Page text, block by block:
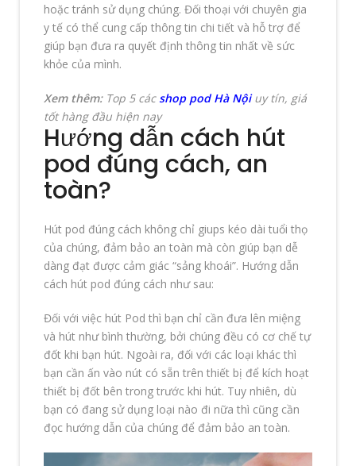
hoặc tránh sử dụng chúng. Đối thoại với chuyên gia
y tế có thể cung cấp thông tin chi tiết và hỗ trợ để
giúp bạn đưa ra quyết định thông tin nhất về sức
khỏe của mình.
Xem thêm:Top 5 cácshop pod Hà Nộiuy tín, giá
tốt hàng đầu hiện nay
Hướng dẫn cách hút
pod đúng cách, an
toàn?
Hút pod đúng cách không chỉ giups kéo dài tuổi thọ
của chúng, đảm bảo an toàn mà còn giúp bạn dễ
dàng đạt được cảm giác “sảng khoái”. Hướng dẫn
cách hút pod đúng cách như sau:
Đối với việc hút Pod thì bạn chỉ cần đưa lên miệng
và hút như bình thường, bởi chúng đều có cơ chế tự
đốt khi bạn hút. Ngoài ra, đối với các loại khác thì
bạn cần ấn vào nút có sẵn trên thiết bị để kích hoạt
thiết bị đốt bên trong trước khi hút. Tuy nhiên, dù
bạn có đang sử dụng loại nào đi nữa thì cũng cần
đọc hướng dẫn của chúng để đảm bảo an toàn.